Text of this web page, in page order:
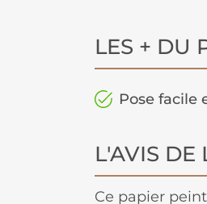
LES + DU
Pose facile
L'AVIS DE
Ce papier